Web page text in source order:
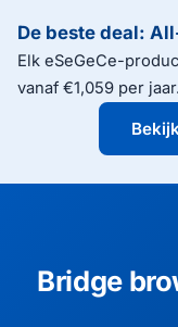
De beste deal:
Elk eSeGeCe-
vanaf €1,059 per jaar.
Bridge